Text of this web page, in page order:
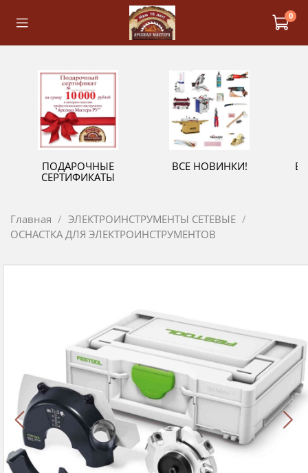
0
ПОДАРОЧНЫЕ
СЕРТИФИКАТЫ
ВСЕ НОВИНКИ!
Главная
ЭЛЕКТРОИНСТРУМЕНТЫ СЕТЕВЫЕ
ОСНАСТКА ДЛЯ ЭЛЕКТРОИНСТРУМЕНТОВ